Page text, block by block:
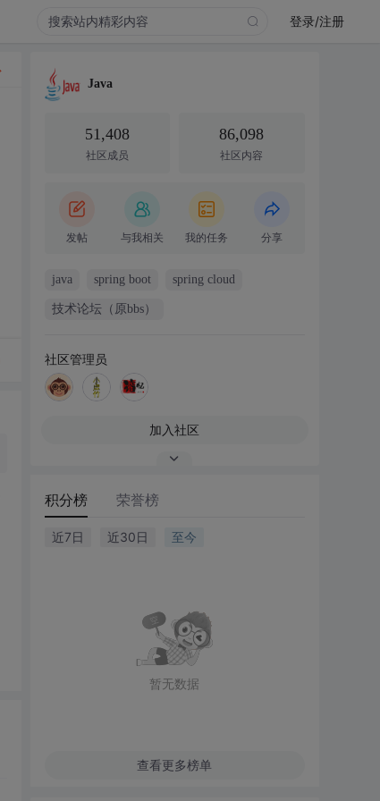
登录/注册
Java
51,408
社区成员
86,098
社区内容
发帖 与我相关 我的任务 分享
java spring boot spring cloud
技术论坛（原bbs）
社区管理员
加入社区
积分榜 荣誉榜
近7日 近30日 至今
暂无数据
查看更多榜单